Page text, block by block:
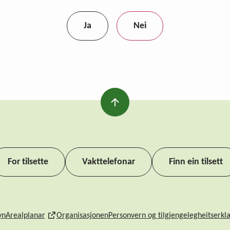
Ja Nei
For tilsette Vakttelefonar Finn ein tilsett
Arealplanar OrganisasjonenPersonvern og